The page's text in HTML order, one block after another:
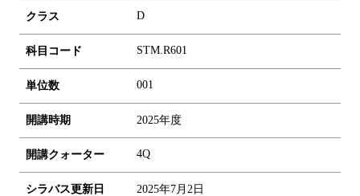
クラス D
科目コード STM.R601
単位数 001
開講時期 2025年度
開講クォーター 4Q
シラバス更新日 2025年7月2日